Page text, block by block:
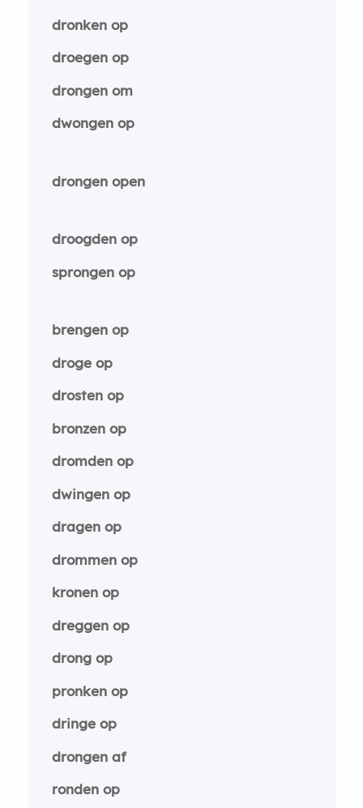
dronken op
droegen op
drongen om
dwongen op
drongen open
droogden op
sprongen op
brengen op
droge op
drosten op
bronzen op
dromden op
dwingen op
dragen op
drommen op
kronen op
dreggen op
drong op
pronken op
dringe op
drongen af
ronden op